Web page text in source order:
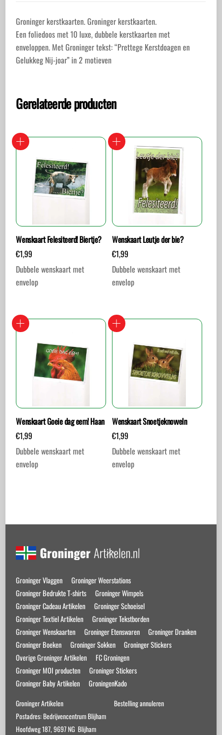
Groninger kerstkaarten. Groninger kerstkaarten.
Een foliedoos met 10 luxe, dubbele kerstkaarten met
enveloppen. Met Groninger tekst: “Prettege Kerstdoagen en
Gelukkeg Nij-joar” in 2 motieven
Gerelateerde producten
Wenskaart Felesiteerd! Biertje?
€1,99
Dubbele wenskaart met
envelop
Wenskaart Leutje der bie?
€1,99
Dubbele wenskaart met
envelop
Wenskaart Goeie dag eem! Haan
€1,99
Dubbele wenskaart met
envelop
Wenskaart Snoetjeknovveln
€1,99
Dubbele wenskaart met
envelop
Back
Top
Groninger Vlaggen
Groninger Weerstations
Groninger Bedrukte T-shirts
Groninger Wimpels
Groninger Cadeau Artikelen
Groninger Schoeisel
Groninger Textiel Artikelen
Groninger Tekstborden
Groninger Wenskaarten
Groninger Etenswaren
Groninger Dranken
Groninger Boeken
Groninger Sokken
Groninger Stickers
Overige Groninger Artikelen
FC Groningen
Groninger MOI producten
Groninger Stickers
Groninger Baby Artikelen
GroningenKado
Groninger Artikelen
Postadres: Bedrijvencentrum Blijham
Hoofdweg 187, 9697 NG Blijham
Bestelling annuleren